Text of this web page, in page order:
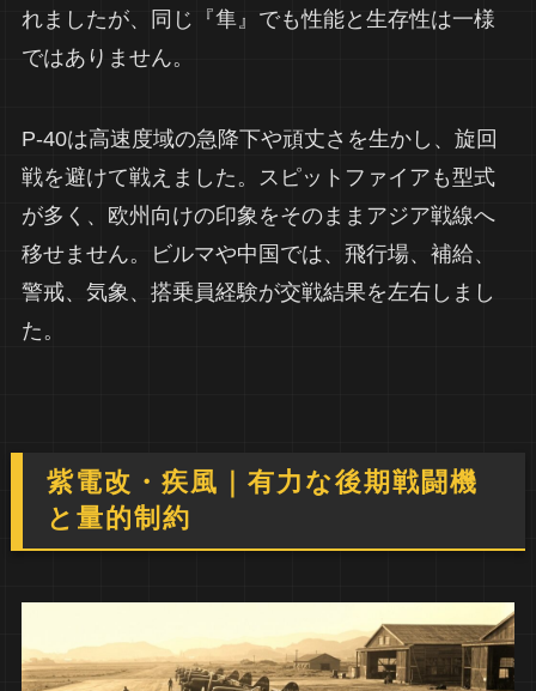
れましたが、同じ『隼』でも性能と生存性は一様
ではありません。
P-40は高速度域の急降下や頑丈さを生かし、旋回
戦を避けて戦えました。スピットファイアも型式
が多く、欧州向けの印象をそのままアジア戦線へ
移せません。ビルマや中国では、飛行場、補給、
警戒、気象、搭乗員経験が交戦結果を左右しまし
た。
紫電改・疾風｜有力な後期戦闘機
と量的制約